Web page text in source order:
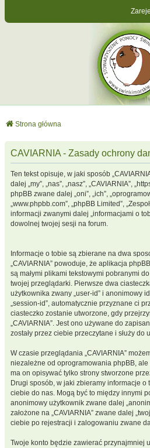
Strona główna
CAVIARNIA - Zasady ochrony
Ten tekst opisuje, w jaki sposób
dalej „my”, „nas”, „nasz”, „CAVIARNIA”,
phpBB zwane dalej „oni”, „ich”,
„www.phpbb.com”, „phpBB Limited”,
informacji zwanymi dalej „informacjami o
dowolnej twojej sesji na forum.
Informacje o tobie są zbierane na dwa
„CAVIARNIA” powoduje, że aplikacja
są małymi plikami tekstowymi pobranymi
twojej przeglądarki. Pierwsze dwa
użytkownika zwany „user-id” i anonimowy
„session-id”, automatycznie przyznane ci
ciasteczko zostanie utworzone, gdy
„CAVIARNIA”. Jest ono używane do
zostały przez ciebie przeczytane i służy do
W czasie przeglądania „CAVIARNIA”
niezależne od oprogramowania phpBB,
ma on opisywać tylko strony stworzone
Drugi sposób, w jaki zbieramy informacje o
ciebie do nas. Mogą być to między innymi
anonimowy użytkownik zwane dalej
założone na „CAVIARNIA” zwane dalej
ciebie po rejestracji i zalogowaniu zwane
Twoje konto będzie zawierać przynajmniej